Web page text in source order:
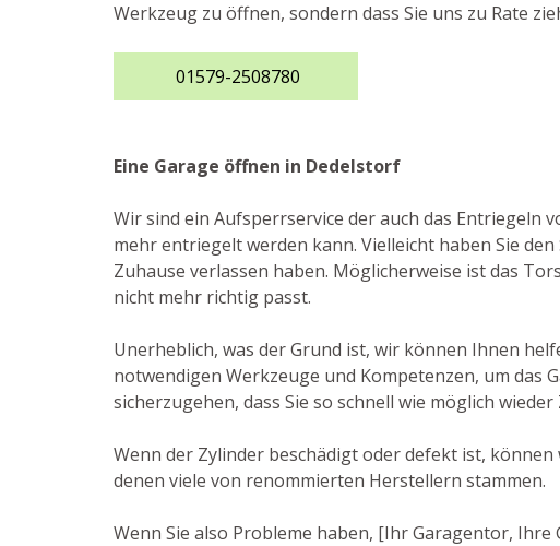
Werkzeug zu öffnen, sondern dass Sie uns zu Rate
01579-2508780
Eine Garage öffnen in Dedelstorf
Wir sind ein Aufsperrservice der auch das Entriegeln
mehr entriegelt werden kann. Vielleicht haben Sie
Zuhause verlassen haben. Möglicherweise ist das
nicht mehr richtig passt.
Unerheblich, was der Grund ist, wir können Ihnen
notwendigen Werkzeuge und Kompetenzen, um das
sicherzugehen, dass Sie so schnell wie möglich
Wenn der Zylinder beschädigt oder defekt ist,
denen viele von renommierten Herstellern stammen.
Wenn Sie also Probleme haben, [Ihr Garagentor,